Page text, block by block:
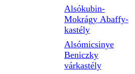
Alsókubin-
Mokrágy Abaffy-
kastély
Alsómicsinye
Beniczky
várkastély